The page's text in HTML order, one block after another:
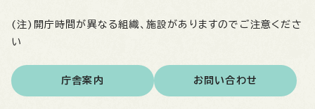
(注)開庁時間が異なる組織、施設がありますのでご注意くださ
い
庁舎案内 お問い合わせ